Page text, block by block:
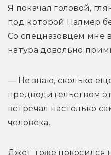
Я покачал головой,
под которой Палмер
Со спецназовцем мне
натура довольно
— Не знаю, сколько
предводительством
встречал настолько
человека.
Джет тоже покосился